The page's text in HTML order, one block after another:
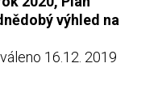
výhled na
16.12. 2019